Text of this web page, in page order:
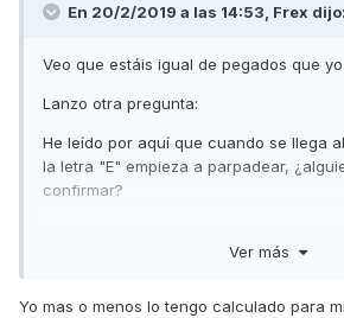
En 20/2/2019 a las 14:53, Frex dijo:
Veo que estáis igual de pegados que yo.
Lanzo otra pregunta:
He leído por aquí que cuando se llega
la letra "E" empieza a parpadear,
confirmar?
Ver más
Yo mas o menos lo tengo calculado para